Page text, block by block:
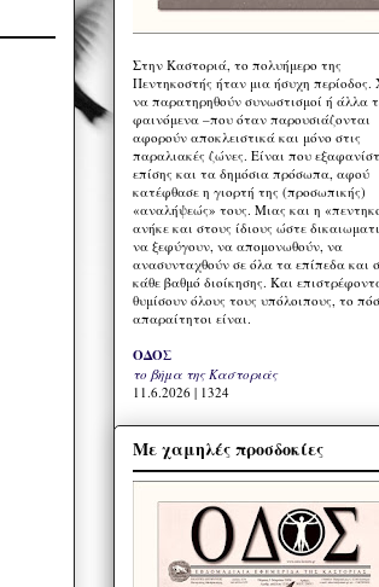
Στην Καστοριά, το πολυήμερο της
Πεντηκοστής ήταν μια ήσυχη περίοδος.
να παρατηρηθούν συνωστισμοί ή άλλα
φαινόμενα –που όταν παρουσιάζονται
αφορούν αποκλειστικά και μόνο στις
παραλιακές ζώνες. Είναι που
επίσης και τα δημόσια πρόσωπα, αφού
κατέφθασε η γιορτή της (προσωπικής)
«αναλήψεώς» τους. Μιας και η
ανήκε και στους ίδιους ώστε
να ξεφύγουν, να απομονωθούν, να
ανασυνταχθούν σε όλα τα επίπεδα και
κάθε βαθμό διοίκησης. Και
θυμίσουν όλους τους υπόλοιπους, το
απαραίτητοι είναι.
ΟΔΟΣ
το βήμα της Καστοριάς
11.6.2026 | 1324
Με χαμηλές προσδοκίες